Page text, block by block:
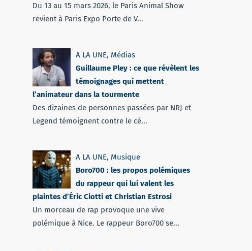
Du 13 au 15 mars 2026, le Paris Animal Show
revient à Paris Expo Porte de V...
A LA UNE, Médias
Guillaume Pley : ce que révèlent les
témoignages qui mettent
l’animateur dans la tourmente
Des dizaines de personnes passées par NRJ et
Legend témoignent contre le cé...
A LA UNE, Musique
Boro700 : les propos polémiques
du rappeur qui lui valent les
plaintes d’Éric Ciotti et Christian Estrosi
Un morceau de rap provoque une vive
polémique à Nice. Le rappeur Boro700 se...